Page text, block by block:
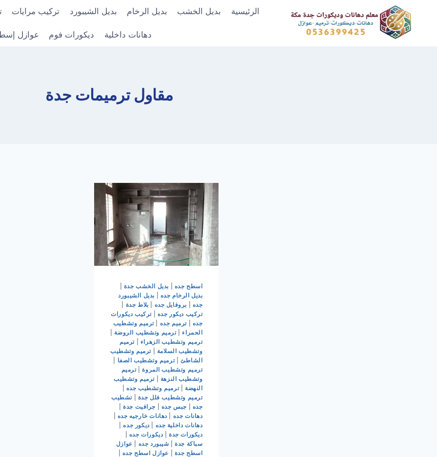
المحتوى
الرئيسية بديل الخشب بديل الرخام بديل الشيبورد تركيب مرايات
دهانات داخلية ديكورات فوم عوازل
مقاول ترميمات جدة
اسطح جده بديل الخشب جدة
بديل الرخام جده
بديل الشيبورد
جده
بروفايل جده بلاط جدة
تركيب ديكور جده |تركيب ديكورات
جده
ترميم جده |ترميم وتشطيب
الحمراء |ترميم وتشطيب الروضة
ترميم وتشطيب الزهراء |ترميم
وتشطيب السلامة
ترميم وتشطيب
الشاطئ|ترميم وتشطيب الصفا
ترميم وتشطيب المروة|ترميم
وتشطيب النزهة
ترميم وتشطيب
النهضة |ترميم وتشطيب جده
ترميم وتشطيب فلل جدة |تشطيب
جده
جبس جده جرافيت جدة|
دهانات جده
دهانات خارجيه جده
دهانات داخلية جده
ديكور جده|
ديكورات جدة| ديكورات جده
سباكة جدة| شيبورد جده
عوازل
اسطح جدة
عوازل اسطح جده